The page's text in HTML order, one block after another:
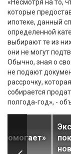
«Несмотря на то,
которые
ипотеке, данный
определенной
выбирают те из
они не могут
Обычно, зная о
не подают
рассрочку,
собирается
полгода-год», -